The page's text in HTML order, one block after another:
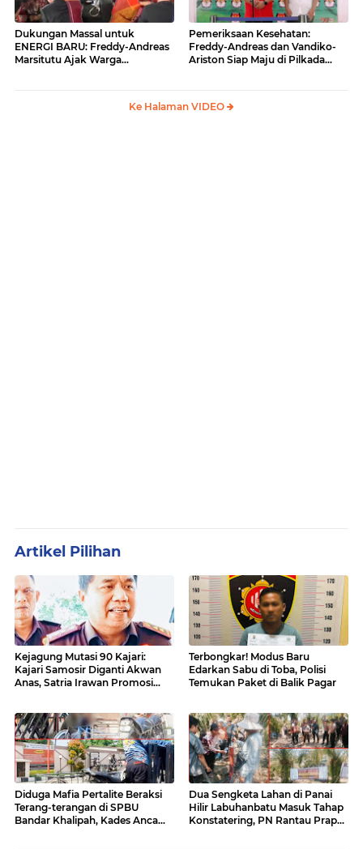
Dukungan Massal untuk
ENERGI BARU: Freddy-Andreas
Marsitutu Ajak Warga
Pemeriksaan Kesehatan:
Freddy-Andreas dan Vandiko-
Ariston Siap Maju di Pilkada
Ke Halaman VIDEO
Artikel Pilihan
Kejagung Mutasi 90 Kajari:
Kajari Samosir Diganti Akwan
Anas, Satria Irawan Promosi
Terbongkar! Modus Baru
Edarkan Sabu di Toba, Polisi
Temukan Paket di Balik Pagar
Diduga Mafia Pertalite Beraksi
Terang-terangan di SPBU
Bandar Khalipah, Kades Ancam
Dua Sengketa Lahan di Panai
Hilir Labuhanbatu Masuk Tahap
Konstatering, PN Rantau Prapat